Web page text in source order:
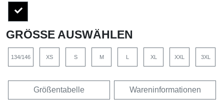
GRÖSSE AUSWÄHLEN
134/146 XS S M L XL XXL 3XL
Größentabelle Wareninformationen